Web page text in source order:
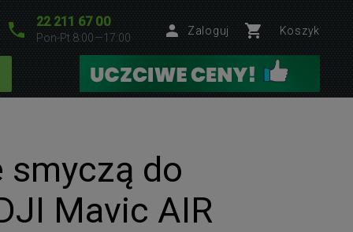
22 211 67 00
Pon-Pt 8:00—17:00
Zaloguj Koszyk
smyczą do
Mavic AIR